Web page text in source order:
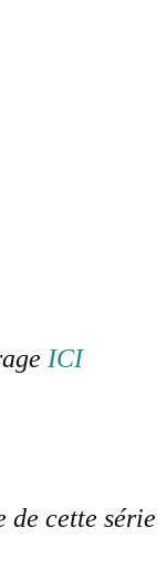
ICI
de cette série